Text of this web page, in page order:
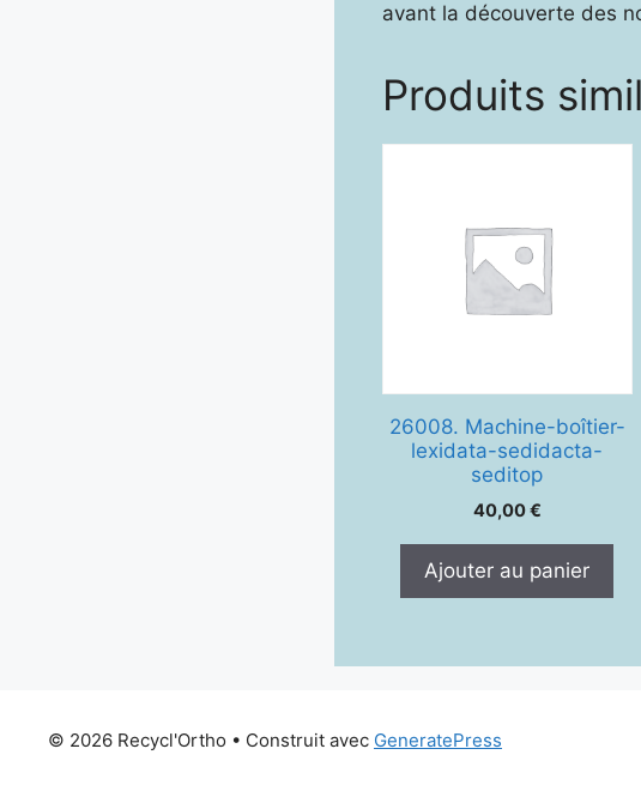
avant la découverte des
Produits
26008. Machine-boîtier-
lexidata-sedidacta-
seditop
40,00€
Ajouter au panier
© 2026 Recycl'Ortho • Construit avec GeneratePress